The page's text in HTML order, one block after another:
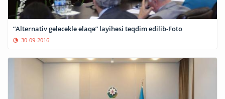
“Alternativ gələcəklə əlaqə” layihəsi təqdim edilib-Foto
30-09-2016